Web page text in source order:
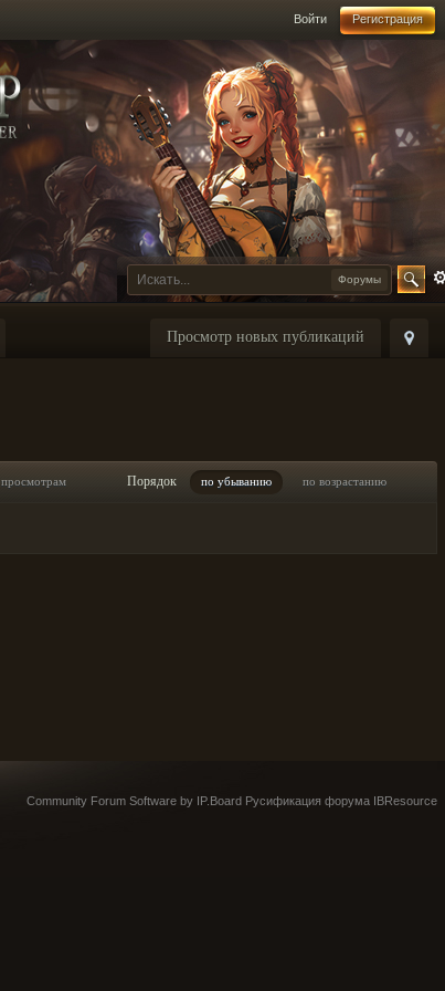
Войти Регистрация
Форумы
Просмотр новых публикаций
просмотрам Порядок по убыванию по возрастанию
Community Forum Software by IP.Board Русификация форума IBResource